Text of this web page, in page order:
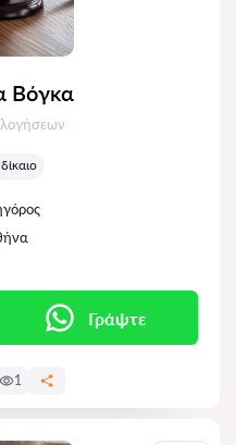
Βόγκα
Γράψτε
1